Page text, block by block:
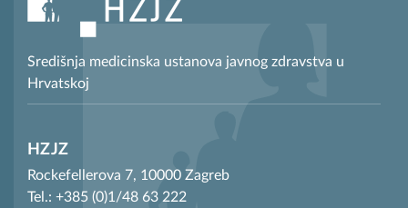
Središnja medicinska ustanova javnog zdravstva u
Hrvatskoj
HZJZ
Rockefellerova 7, 10000 Zagreb
Tel.: +385 (0)1/48 63 222